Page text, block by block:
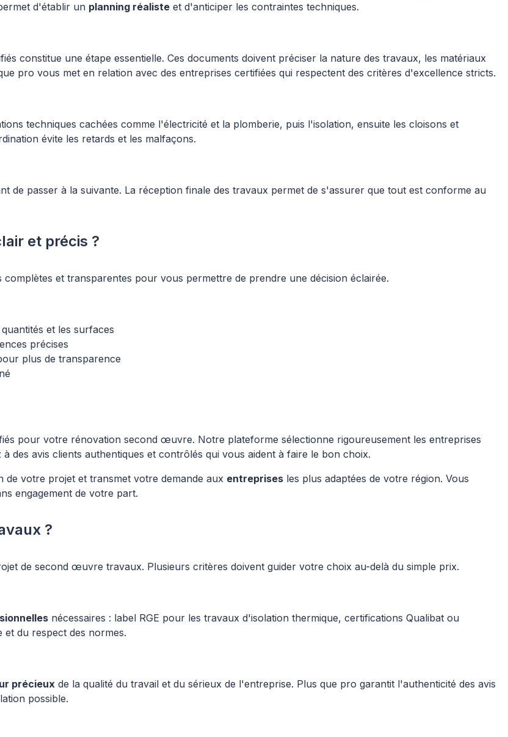
d'établir un planning réaliste et d'anticiper les contraintes techniques.
constitue une étape essentielle. Ces documents doivent préciser la nature des travaux, les matériaux
pro vous met en relation avec des entreprises certifiées qui respectent des critères d'excellence stricts.
techniques cachées comme l'électricité et la plomberie, puis l'isolation, ensuite les cloisons et
évite les retards et les malfaçons.
de passer à la suivante. La réception finale des travaux permet de s'assurer que tout est conforme au
et précis ?
et transparentes pour vous permettre de prendre une décision éclairée.
et les surfaces
précises
plus de transparence
pour votre rénovation second œuvre. Notre plateforme sélectionne rigoureusement les entreprises
des avis clients authentiques et contrôlés qui vous aident à faire le bon choix.
de votre projet et transmet votre demande aux entreprises les plus adaptées de votre région. Vous
engagement de votre part.
?
de second œuvre travaux. Plusieurs critères doivent guider votre choix au-delà du simple prix.
nécessaires : label RGE pour les travaux d'isolation thermique, certifications Qualibat ou
et du respect des normes.
précieux de la qualité du travail et du sérieux de l'entreprise. Plus que pro garantit l'authenticité des avis
possible.